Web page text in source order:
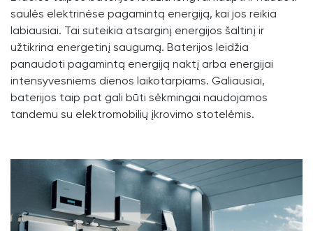
saulės elektrinėse pagamintą energiją, kai jos reikia
labiausiai. Tai suteikia atsarginį energijos šaltinį ir
užtikrina energetinį saugumą. Baterijos leidžia
panaudoti pagamintą energiją naktį arba energijai
intensyvesniems dienos laikotarpiams. Galiausiai,
baterijos taip pat gali būti sėkmingai naudojamos
tandemu su elektromobilių įkrovimo stotelėmis.